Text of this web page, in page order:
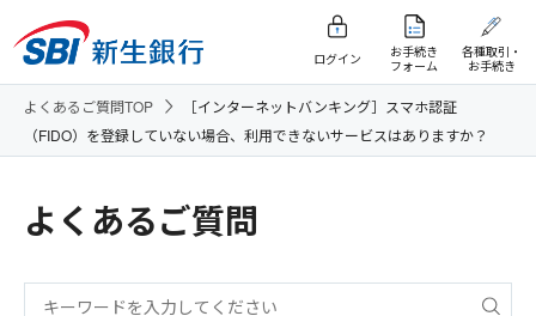
ログイン
お手続き
フォーム
各種取引・
お手続き
よくあるご質問TOP
［インターネットバンキング］スマホ認証
（FIDO）を登録していない場合、利用できないサービスはありますか？
よくあるご質問